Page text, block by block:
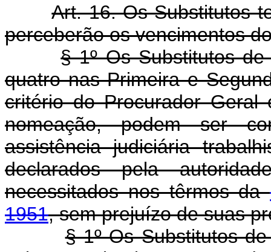
Art. 16. Os Substitutos
perceberão os vencimentos
§ 1º Os Substitutos
quatro nas Primeira e
critério do Procurador Geral
nomeação, podem ser
assistência judiciária
declarados pela
necessitados nos têrmos da
1951, sem prejuízo de suas
§ 1º Os Substitutos